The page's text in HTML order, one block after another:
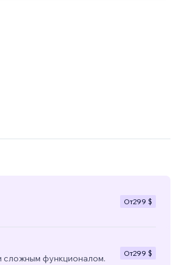
От299 $
сложным функционалом.
От299 $